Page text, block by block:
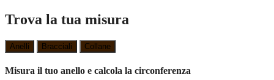
Trova la tua misura
Anelli Bracciali Collane
Misura il tuo anello e calcola la circonferenza